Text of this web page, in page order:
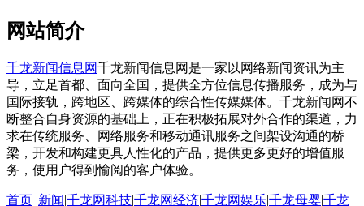
网站简介
千龙新闻信息网千龙新闻信息网是一家以网络新闻资讯为主
导，立足首都、面向全国，提供全方位信息传播服务，成为与
国际接轨，跨地区、跨媒体的综合性传媒媒体。千龙新闻网不
断整合自身资源的基础上，正在积极拓展对外合作的渠道，力
求在传统服务、网络服务和移动通讯服务之间架设沟通的桥
梁，开发和构建更具人性化的产品，提供更多更好的增值服
务，使用户得到愉阅的客户体验。
首页 |新闻|千龙网科技|千龙网经济|千龙网娱乐|千龙母婴|千龙